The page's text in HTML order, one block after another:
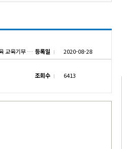
2020학년 2학기 (주)비상교육 교육기부 전수식 등록일 2020-08-28
조회수 6413